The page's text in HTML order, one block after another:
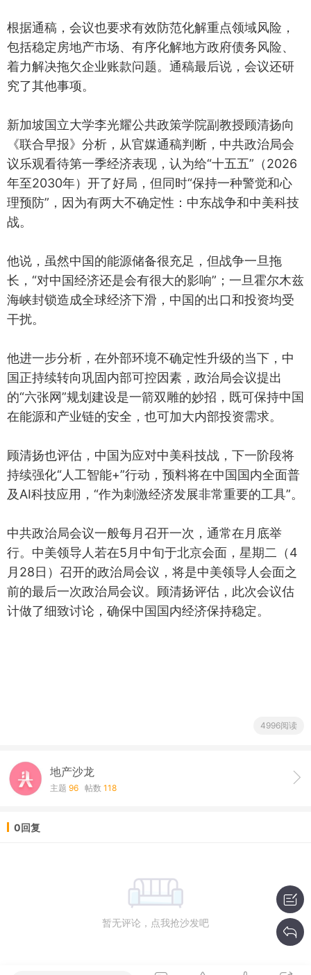
根据通稿，会议也要求有效防范化解重点领域风险，
包括稳定房地产市场、有序化解地方政府债务风险、
着力解决拖欠企业账款问题。通稿最后说，会议还研
究了其他事项。
新加坡国立大学李光耀公共政策学院副教授顾清扬向
《联合早报》分析，从官媒通稿判断，中共政治局会
议乐观看待第一季经济表现，认为给“十五五”（2026
年至2030年）开了好局，但同时“保持一种警觉和心
理预防”，因为有两大不确定性：中东战争和中美科技
战。
他说，虽然中国的能源储备很充足，但战争一旦拖
长，“对中国经济还是会有很大的影响”；一旦霍尔木兹
海峡封锁造成全球经济下滑，中国的出口和投资均受
干扰。
他进一步分析，在外部环境不确定性升级的当下，中
国正持续转向巩固内部可控因素，政治局会议提出
的“六张网”规划建设是一箭双雕的妙招，既可保持中国
在能源和产业链的安全，也可加大内部投资需求。
顾清扬也评估，中国为应对中美科技战，下一阶段将
持续强化“人工智能+”行动，预料将在中国国内全面普
及AI科技应用，“作为刺激经济发展非常重要的工具”。
中共政治局会议一般每月召开一次，通常在月底举
行。中美领导人若在5月中旬于北京会面，星期二（4
月28日）召开的政治局会议，将是中美领导人会面之
前的最后一次政治局会议。顾清扬评估，此次会议估
计做了细致讨论，确保中国国内经济保持稳定。
4996阅读
地产沙龙
主题 96 帖数 118
0回复
暂无评论，点我抢沙发吧